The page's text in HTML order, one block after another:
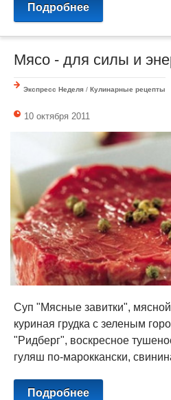
Подробнее
Мясо - для силы и
Экспресс Неделя / Кулинарные рецепты
10 октября 2011
Суп "Мясные завитки",
куриная грудка с зеленым
"Ридберг", воскресное
гуляш по-мароккански,
Подробнее